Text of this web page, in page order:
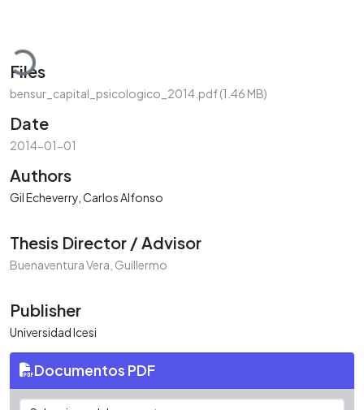
Loading...
Files
bensur_capital_psicologico_2014.pdf(1.46 MB)
Date
2014-01-01
Authors
Gil Echeverry, Carlos Alfonso
Thesis Director / Advisor
Buenaventura Vera, Guillermo
Publisher
Universidad Icesi
Documentos PDF